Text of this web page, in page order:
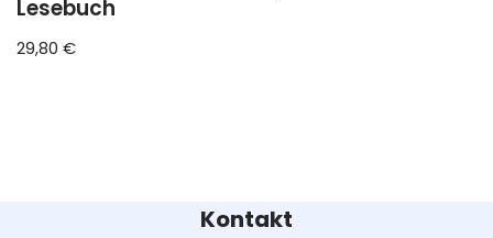
Lesebuch
29,80 €
Kontakt